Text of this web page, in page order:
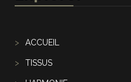
ACCUEIL
TISSUS